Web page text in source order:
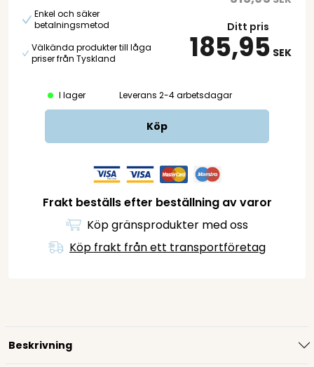
Enkel och säker
betalningsmetod
Välkända produkter till låga
priser från Tyskland
Ditt pris
185,95 SEK
I lager Leverans 2-4 arbetsdagar
Köp
Frakt beställs efter beställning av varor
Köp gränsprodukter med oss
Köp frakt från ett transportföretag
Beskrivning